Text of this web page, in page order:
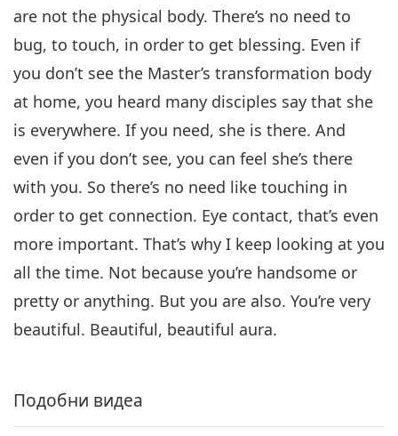
are not the physical body. There’s no need to
bug, to touch, in order to get blessing. Even if
you don’t see the Master’s transformation body
at home, you heard many disciples say that she
is everywhere. If you need, she is there. And
even if you don’t see, you can feel she’s there
with you. So there’s no need like touching in
order to get connection. Eye contact, that’s even
more important. That’s why I keep looking at you
all the time. Not because you’re handsome or
pretty or anything. But you are also. You’re very
beautiful. Beautiful, beautiful aura.
Подобни видеа